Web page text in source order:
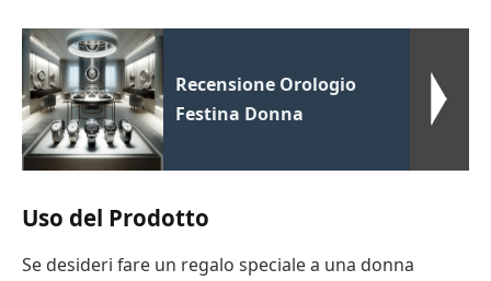
Recensione Orologio
Festina Donna
Uso del Prodotto
Se desideri fare un regalo speciale a una donna